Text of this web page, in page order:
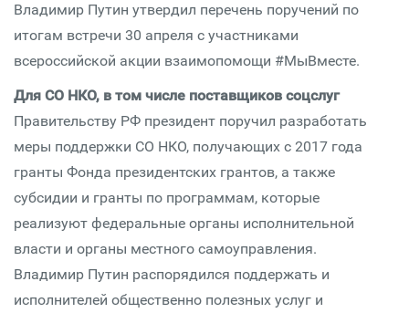
Владимир Путин утвердил перечень поручений по
итогам встречи 30 апреля с участниками
всероссийской акции взаимопомощи #МыВместе.
Для СО НКО, в том числе поставщиков соцслуг
Правительству РФ президент поручил разработать
меры поддержки СО НКО, получающих с 2017 года
гранты Фонда президентских грантов, а также
субсидии и гранты по программам, которые
реализуют федеральные органы исполнительной
власти и органы местного самоуправления.
Владимир Путин распорядился поддержать и
исполнителей общественно полезных услуг и